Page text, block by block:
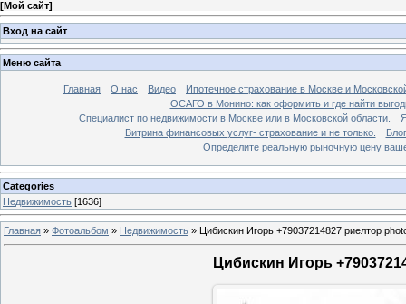
[Мой сайт]
Вход на сайт
Меню сайта
Главная О нас Видео
Ипотечное страхование в Москве и
ОСАГО в Монино: как оформить и где найти
Специалист по недвижимости в Москве или в Московской области.
Витрина финансовых услуг- страхование и не только.
Блог
Определите реальную рыночную цену
Categories
Недвижимость [1636]
Главная » Фотоальбом » Недвижимость » Цибискин Игорь +79037214827 риелтор
Цибискин Игорь